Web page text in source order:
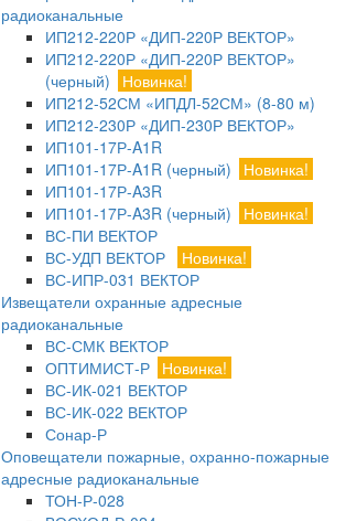
радиоканальные
ИП212-220Р «ДИП-220Р ВЕКТОР»
ИП212-220Р «ДИП-220Р ВЕКТОР»
(черный)
Новинка!
ИП212-52СМ «ИПДЛ-52СМ» (8-80 м)
ИП212-230Р «ДИП-230Р ВЕКТОР»
ИП101-17Р-A1R
ИП101-17Р-A1R (черный)
Новинка!
ИП101-17Р-A3R
ИП101-17Р-A3R (черный)
Новинка!
ВС-ПИ ВЕКТОР
ВС-УДП ВЕКТОР
Новинка!
ВС-ИПР-031 ВЕКТОР
Извещатели охранные адресные
радиоканальные
ВС-СМК ВЕКТОР
ОПТИМИСТ-Р Новинка!
ВС-ИК-021 ВЕКТОР
ВС-ИК-022 ВЕКТОР
Сонар-Р
Оповещатели пожарные, охранно-пожарные
адресные радиоканальные
ТОН-Р-028